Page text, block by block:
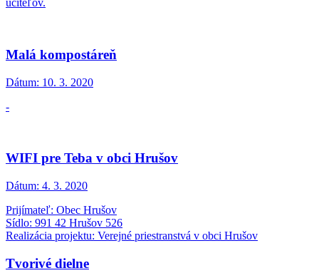
učiteľov.
Malá kompostáreň
Dátum: 10. 3. 2020
-
WIFI pre Teba v obci Hrušov
Dátum: 4. 3. 2020
Prijímateľ: Obec Hrušov
Sídlo: 991 42 Hrušov 526
Realizácia projektu: Verejné priestranstvá v obci Hrušov
Tvorivé dielne